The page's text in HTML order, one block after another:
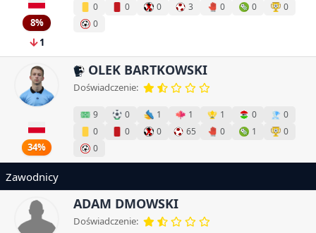
8%
1
0
0 0 3 0 0
0
0
34%
OLEK BARTKOWSKI
Doświadczenie:
9 0 1 1 1 0
0
0
0 0 65 0 1
0
0
Zawodnicy
ADAM DMOWSKI
Doświadczenie: